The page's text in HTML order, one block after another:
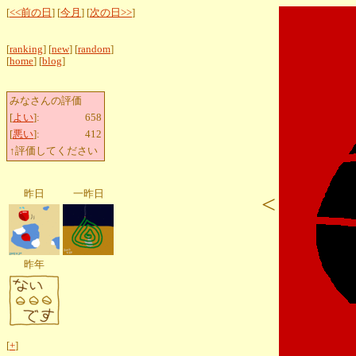
[<<前の日 ] [今月 ] [次の日>>]
[ranking] [new] [random]
[home] [blog]
みなさんの評価
[よい]:
658
[悪い]:
412
↑評価してください
昨日 一昨日
昨年
[+]
<